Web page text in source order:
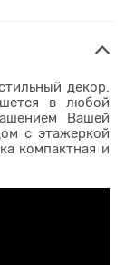
декор.
в любой
Вашей
с этажеркой
компактная и